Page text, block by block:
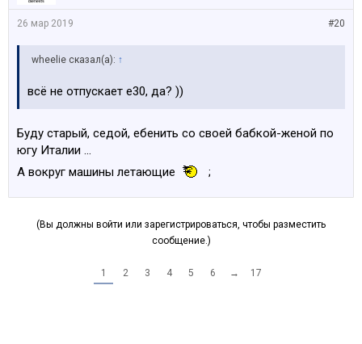
#20
26 мар 2019
wheelie сказал(а): ↑
всё не отпускает е30, да? ))
Буду старый, седой, ебенить со своей бабкой-женой по
югу Италии ...
А вокруг машины летающие
;
(Вы должны войти или зарегистрироваться, чтобы разместить
сообщение.)
1 2 3 4 5 6 → 17